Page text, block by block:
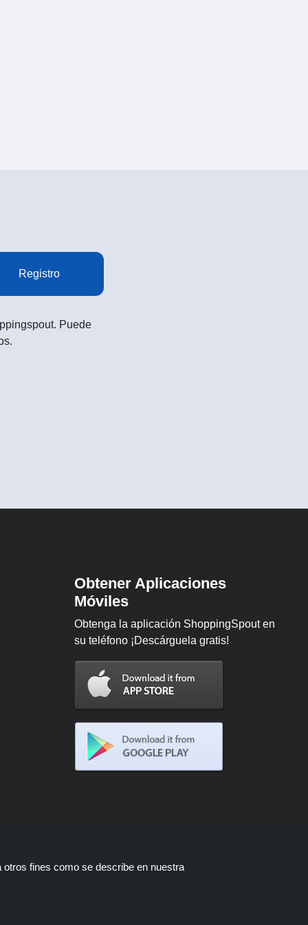
Registro
Puede
Obtener Aplicaciones
Móviles
Obtenga la aplicación ShoppingSpout en
su teléfono ¡Descárguela gratis!
fines como se describe en nuestra